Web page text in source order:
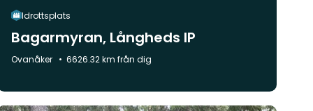
Idrottsplats
Bagarmyran, Långheds IP
Kommun:
Ovanåker 6626.32 km från dig